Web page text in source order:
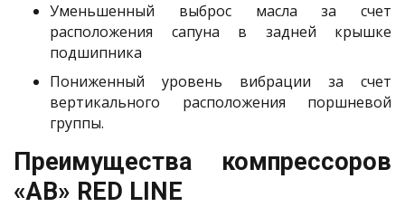
Уменьшенный выброс масла за счет
расположения сапуна в задней крышке
подшипника
Пониженный уровень вибрации за счет
вертикального расположения поршневой
группы.
Преимущества компрессоров
«АB» RED LINE